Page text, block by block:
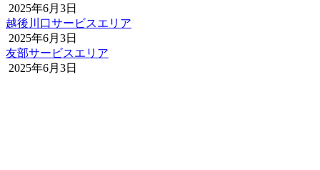
2025年6月3日
越後川口サービスエリア
2025年6月3日
友部サービスエリア
2025年6月3日